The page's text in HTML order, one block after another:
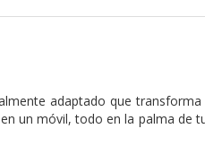
adaptado que
un móvil, todo en la palma de